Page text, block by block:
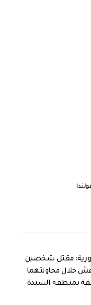
مقتل شخصين
خلال محاولتهما
بمنطقة السيدة